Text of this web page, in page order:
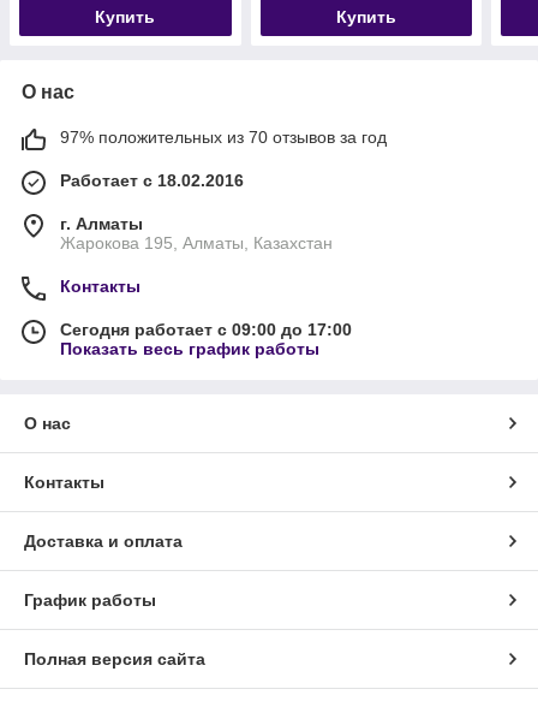
Купить Купить
О нас
97% положительных из 70 отзывов за год
Работает с 18.02.2016
г. Алматы
Жарокова 195, Алматы, Казахстан
Контакты
Сегодня работает с 09:00 до 17:00
Показать весь график работы
О нас
Контакты
Доставка и оплата
График работы
Полная версия сайта